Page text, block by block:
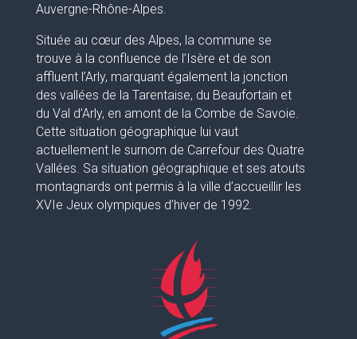
Auvergne-Rhône-Alpes.
Située au cœur des Alpes, la commune se
trouve à la confluence de l’Isère et de son
affluent l’Arly, marquant également la jonction
des vallées de la Tarentaise, du Beaufortain et
du Val d’Arly, en amont de la Combe de Savoie.
Cette situation géographique lui vaut
actuellement le surnom de Carrefour des Quatre
Vallées. Sa situation géographique et ses atouts
montagnards ont permis à la ville d’accueillir les
XVIe Jeux olympiques d’hiver de 1992.